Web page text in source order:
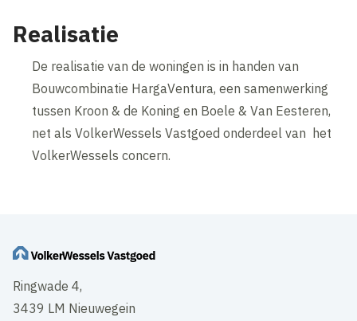
Realisatie
De realisatie van de woningen is in handen van
Bouwcombinatie HargaVentura, een samenwerking
tussen Kroon & de Koning en Boele & Van Eesteren,
net als VolkerWessels Vastgoed onderdeel van het
VolkerWessels concern.
Ringwade 4,
3439 LM Nieuwegein